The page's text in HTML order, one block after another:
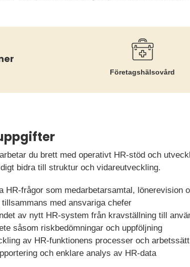
Företags­hälsovård
du brett med operativt HR-stöd och
bidra till struktur och vidareutveckling.
HR-frågor som medarbetarsamtal, lönerevision
med ansvariga chefer
av nytt HR-system från kravställning till
såsom riskbedömningar och uppföljning
av HR-funktionens processer och arbetssätt
och enklare analys av HR-data